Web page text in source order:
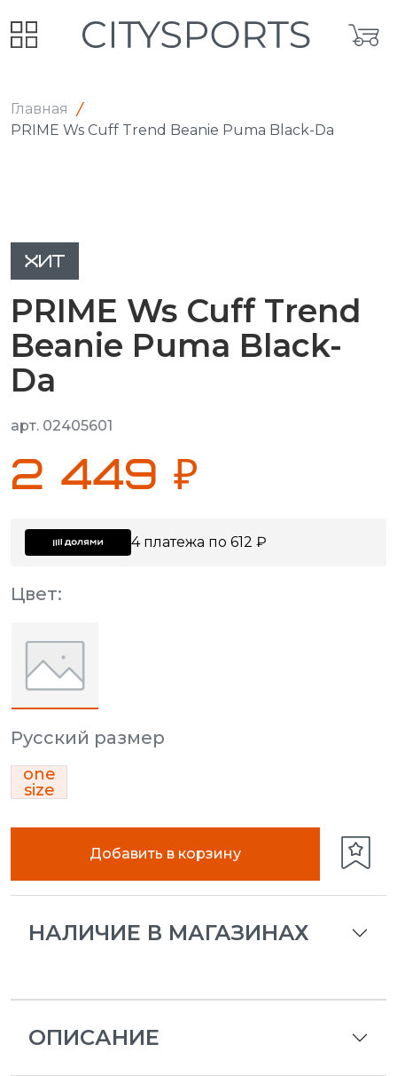
Главная
PRIME Ws Cuff Trend Beanie Puma Black-Da
ХИТ
PRIME Ws Cuff Trend
Beanie Puma Black-
Da
арт. 02405601
2 449 ₽
4 платежа по 612 ₽
Цвет:
Русский размер
one
size
Добавить в корзину
НАЛИЧИЕ В МАГАЗИНАХ
ОПИСАНИЕ